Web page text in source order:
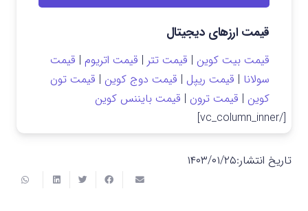
قیمت ارزهای دیجیتال
قیمت بیت کوین | قیمت تتر | قیمت اتریوم | قیمت
سولانا | قیمت ریپل | قیمت دوج کوین | قیمت تون
کوین | قیمت ترون | قیمت بایننس کوین
[/vc_column_inner]
تاریخ انتشار:۱۴۰۳/۰۱/۲۵